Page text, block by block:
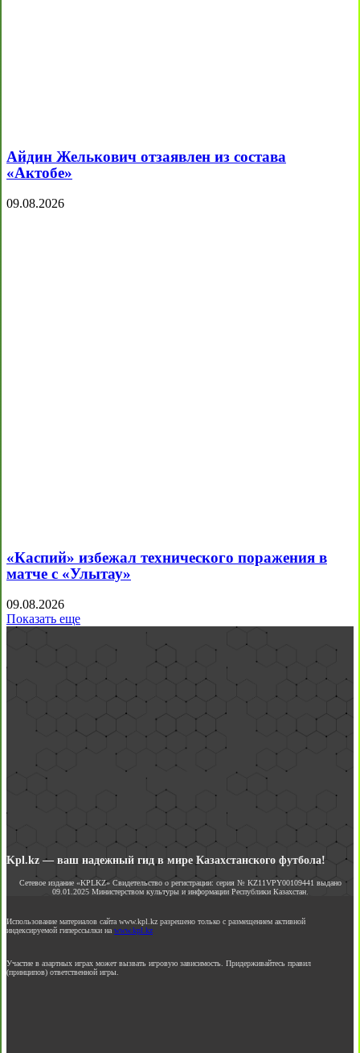
Айдин Желькович отзаявлен из состава
«Актобе»
09.08.2026
«Каспий» избежал технического поражения в
матче с «Улытау»
09.08.2026
Показать еще
Kpl.kz — ваш надежный гид в мире Казахстанского футбола!
Сетевое издание «KPLKZ» Свидетельство о регистрации: серия № KZ11VPY00109441 выдано
09.01.2025 Министерством культуры и информации Республики Казахстан.
Использование материалов сайта www.kpl.kz разрешено только с размещением активной
индексируемой гиперссылки на www.kpl.kz
Участие в азартных играх может вызвать игровую зависимость. Придерживайтесь правил
(принципов) ответственной игры.